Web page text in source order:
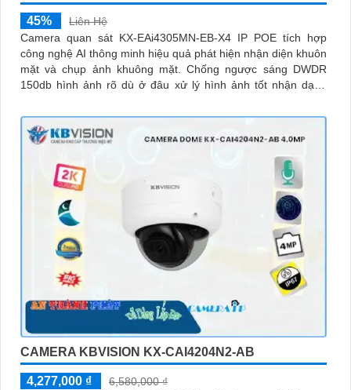
45%
Liên Hệ
Camera quan sát KX-EAi4305MN-EB-X4 IP POE tích hợp
công nghệ AI thông minh hiệu quả phát hiện nhận diện khuôn
mặt và chụp ảnh khuông mặt. Chống ngược sáng DWDR
150db hình ảnh rõ dù ở đâu xử lý hình ảnh tốt nhận dạng
CAMERA KBVISION KX-CAI4204N2-AB
4,277,000 ₫
6,580,000 ₫